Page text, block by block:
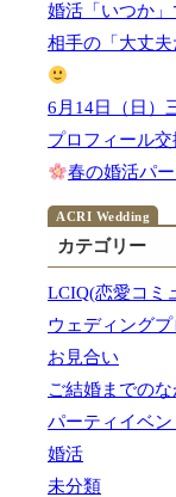
婚活「いつか
相手の「大丈
6月14日（日）
プロフィール
春の婚活パ
カテゴリー
LCIQ(恋愛コミ
ウェディング
お見合い
ご結婚までの
パーティイベン
婚活
未分類